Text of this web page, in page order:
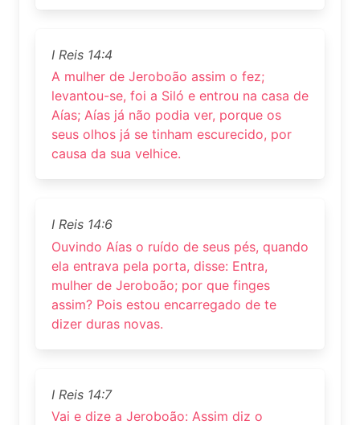
I Reis 14:4
A mulher de Jeroboão assim o fez;
levantou-se, foi a Siló e entrou na casa de
Aías; Aías já não podia ver, porque os
seus olhos já se tinham escurecido, por
causa da sua velhice.
I Reis 14:6
Ouvindo Aías o ruído de seus pés, quando
ela entrava pela porta, disse: Entra,
mulher de Jeroboão; por que finges
assim? Pois estou encarregado de te
dizer duras novas.
I Reis 14:7
Vai e dize a Jeroboão: Assim diz o